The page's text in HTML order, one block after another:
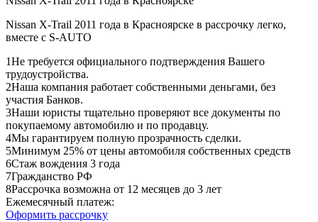
Nissan X-Trail 2011 года в Красноярске в рассрочку легко,
вместе с S-AUTO
1Не требуется официального подтверждения Вашего
трудоустройства.
2Наша компания работает собственными деньгами, без
участия Банков.
3Наши юристы тщательно проверяют все документы по
покупаемому автомобилю и по продавцу.
4Мы гарантируем полную прозрачность сделки.
5Минимум 25% от цены автомобиля собственных средств
6Стаж вождения 3 года
7Гражданство РФ
8Рассрочка возможна от 12 месяцев до 3 лет
Ежемесячный платеж:
Оформить рассрочку